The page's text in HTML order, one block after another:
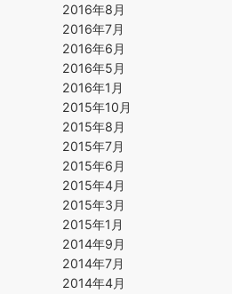
2016年8月
2016年7月
2016年6月
2016年5月
2016年1月
2015年10月
2015年8月
2015年7月
2015年6月
2015年4月
2015年3月
2015年1月
2014年9月
2014年7月
2014年4月